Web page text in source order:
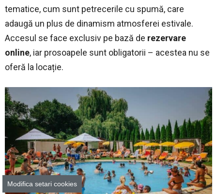
tematice, cum sunt petrecerile cu spumă, care
adaugă un plus de dinamism atmosferei estivale.
Accesul se face exclusiv pe bază de rezervare
online, iar prosoapele sunt obligatorii – acestea nu se
oferă la locație.
Modifica setari cookies